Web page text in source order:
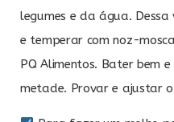
legumes e da água. Dessa
e temperar com noz-
PQ Alimentos. Bater bem
metade. Provar e ajustar